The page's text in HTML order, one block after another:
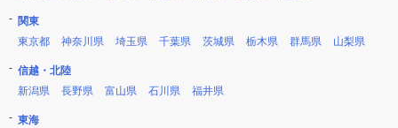
関東
東京都
神奈川県 埼玉県 千葉県 茨城県 栃木県 群馬県 山梨県
信越・北陸
新潟県
長野県 富山県 石川県 福井県
東海